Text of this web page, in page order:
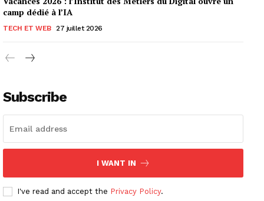
camp dédié à l’IA
TECH ET WEB 27 juillet 2026
Subscribe
I WANT IN
I've read and accept the Privacy Policy.